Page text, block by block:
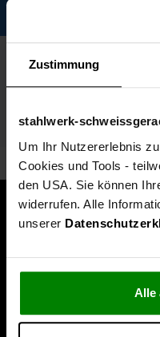
Zustimmung
stahlwerk-
Um Ihr Nutzererlebnis
Cookies und Tools -
den USA. Sie können
widerrufen. Alle
unserer
Alle
Technische Daten
Lieferumfang